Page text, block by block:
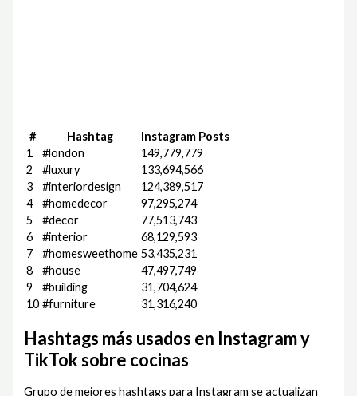
# Hashtag
Instagram Posts
1
#london
149,779,779
2
#luxury
133,694,566
3
#interiordesign
124,389,517
4
#homedecor
97,295,274
5
#decor
77,513,743
6
#interior
68,129,593
7
#homesweethome 53,435,231
8
#house
47,497,749
9
#building
31,704,624
10 #furniture 31,316,240
Hashtags más usados en Instagram y
TikTok sobre cocinas
Grupo de mejores hashtags para Instagram se actualizan